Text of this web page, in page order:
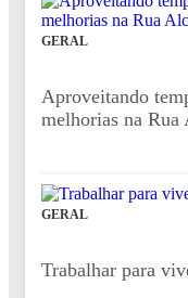
GERAL
Aproveitando
melhorias na Rua
GERAL
Trabalhar para